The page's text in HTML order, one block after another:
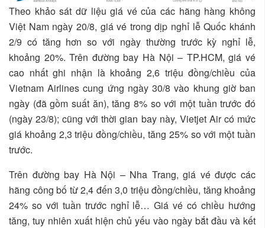
Theo khảo sát dữ liệu giá vé của các hãng hàng không
Việt Nam ngày 20/8, giá vé trong dịp nghỉ lễ Quốc khánh
2/9 có tăng hơn so với ngày thường trước kỳ nghỉ lễ,
khoảng 20%. Trên đường bay Hà Nội – TP.HCM, giá vé
cao nhất ghi nhận là khoảng 2,6 triệu đồng/chiều của
Vietnam Airlines cung ứng ngày 30/8 vào khung giờ ban
ngày (đã gồm suất ăn), tăng 8% so với một tuần trước đó
(ngày 23/8); cũng với thời gian bay này, Vietjet Air có mức
giá khoảng 2,3 triệu đồng/chiều, tăng 25% so với một tuần
trước.
Trên đường bay Hà Nội – Nha Trang, giá vé được các
hãng công bố từ 2,4 đến 3,0 triệu đồng/chiều, tăng khoảng
24% so với tuần trước nghỉ lễ… Giá vé có chiều hướng
tăng, tuy nhiên xuất hiện chủ yếu vào ngày bắt đầu và kết